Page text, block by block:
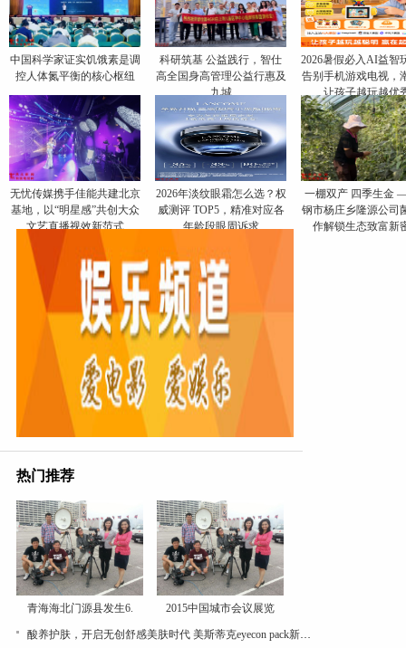
中国科学家证实饥饿素是调
控人体氮平衡的核心枢纽
科研筑基 公益践行，智仕
高全国身高管理公益行惠及
九城
2026暑假必入AI益智
告别手机游戏电视，
让孩子越玩越优
无忧传媒携手佳能共建北京
基地，以“明星感”共创大众
文艺直播视效新范式
​2026年淡纹眼霜怎么选？权
威测评 TOP5，精准对应各
年龄段眼周诉求
一棚双产 四季生金
钢市杨庄乡隆源公司
作解锁生态致富新
热门推荐
青海海北门源县发生6. 2015中国城市会议展览
酸养护肤，开启无创舒感美肤时代 美斯蒂克eyecon pack新品全球首发